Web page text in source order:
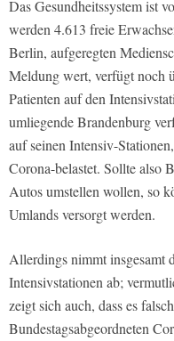
Das Gesundheitssystem ist
werden 4.613 freie
Berlin, aufgeregten
Meldung wert, verfügt noch
Patienten auf den
umliegende Brandenburg
auf seinen Intensiv-
Corona-belastet. Sollte also
Autos umstellen wollen, so
Umlands versorgt werden.
Allerdings nimmt insgesamt
Intensivstationen ab;
zeigt sich auch, dass es
Bundestagsabgeordneten